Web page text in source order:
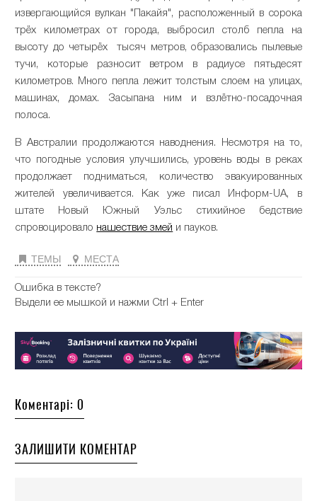
извергающийся вулкан "Пакайя", расположенный в сорока
трёх километрах от города, выбросил столб пепла на
высоту до четырёх тысяч метров, образовались пылевые
тучи, которые разносит ветром в радиусе пятьдесят
километров. Много пепла лежит толстым слоем на улицах,
машинах, домах. Засыпана ним и взлётно-посадочная
полоса.
В Австралии продолжаются наводнения. Несмотря на то,
что погодные условия улучшились, уровень воды в реках
продолжает подниматься, количество эвакуированных
жителей увеличивается. Как уже писал Информ-UA, в
штате Новый Южный Уэльс стихийное бедствие
спровоцировало нашествие змей и пауков.
ТЕМЫ МЕСТА
Ошибка в тексте?
Выдели ее мышкой и нажми Ctrl + Enter
Коментарі: 0
ЗАЛИШИТИ КОМЕНТАР